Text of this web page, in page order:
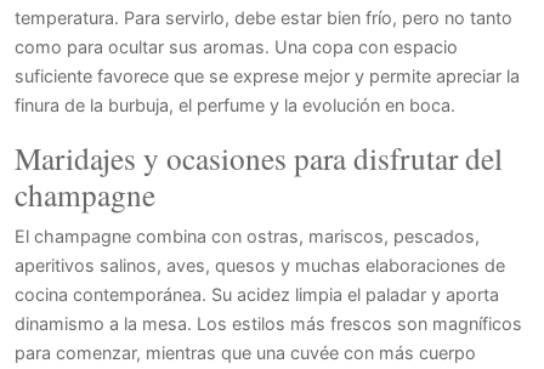
temperatura. Para servirlo, debe estar bien frío, pero no tanto
como para ocultar sus aromas. Una copa con espacio
suficiente favorece que se exprese mejor y permite apreciar la
finura de la burbuja, el perfume y la evolución en boca.
Maridajes y ocasiones para disfrutar del
champagne
El champagne combina con ostras, mariscos, pescados,
aperitivos salinos, aves, quesos y muchas elaboraciones de
cocina contemporánea. Su acidez limpia el paladar y aporta
dinamismo a la mesa. Los estilos más frescos son magníficos
para comenzar, mientras que una cuvée con más cuerpo